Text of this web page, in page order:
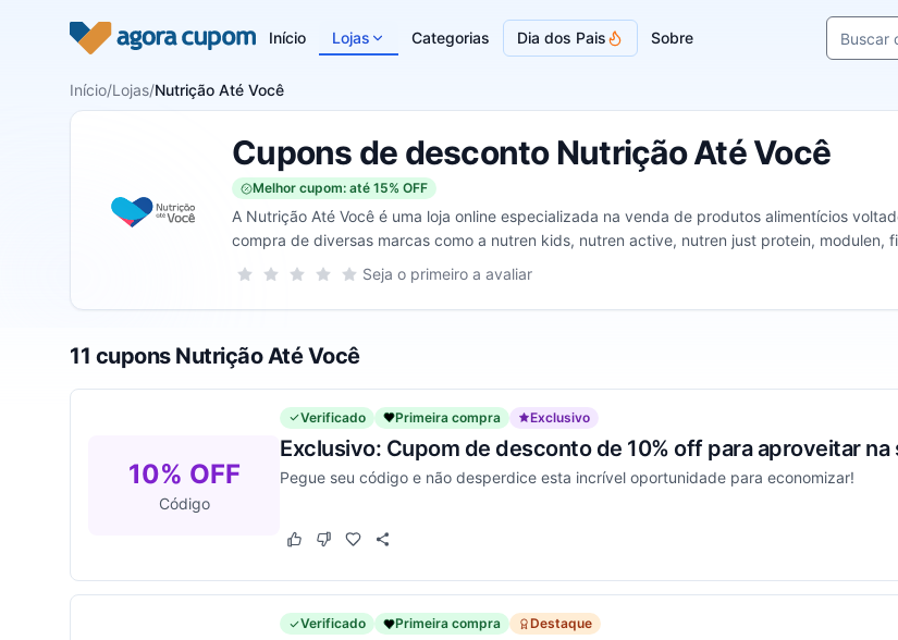
Início Lojas Categorias Dia dos Pais Sobre
Buscar
Início/Lojas/Nutrição Até Você
Cupons de desconto Nutrição Até Você
Melhor cupom: até 15% OFF
A Nutrição Até Você é uma loja online especializada na venda de produtos alimentícios
compra de diversas marcas como a nutren kids, nutren active, nutren just protein, modulen,
encontra nesta loja online também produtos para alimentação enteral (via sonda),
descontos exclusivos neste site e também realizar suas compras parceladas em até 6 vezes
Sua nota para Nutrição Até Você, de 1 a 5 estrelas
5 estrelas
4 estrelas
3 estrelas
2 estrelas
1 estrela Seja o primeiro a avaliar
11 cupons Nutrição Até Você
10% OFF
Código
Verificado Primeira compra Exclusivo
Exclusivo: Cupom de desconto de 10% off para aproveitar na
Pegue seu código e não desperdice esta incrível oportunidade para economizar!
Este cupom funcionou
Este cupom não funcionou
Verificado Primeira compra Destaque